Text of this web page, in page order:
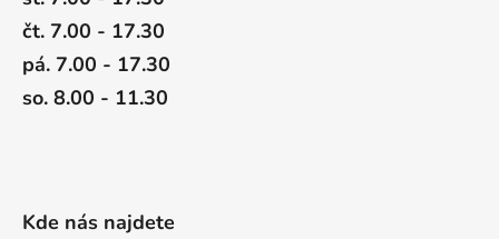
čt. 7.00 - 17.30
pá. 7.00 - 17.30
so. 8.00 - 11.30
Kde nás najdete